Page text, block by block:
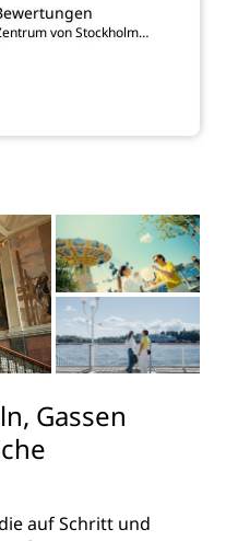
von Stockholm
Gassen
auf Schritt und